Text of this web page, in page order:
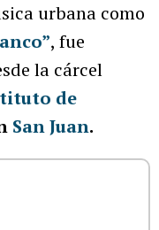
urbana como
, fue
la cárcel
de
San Juan.